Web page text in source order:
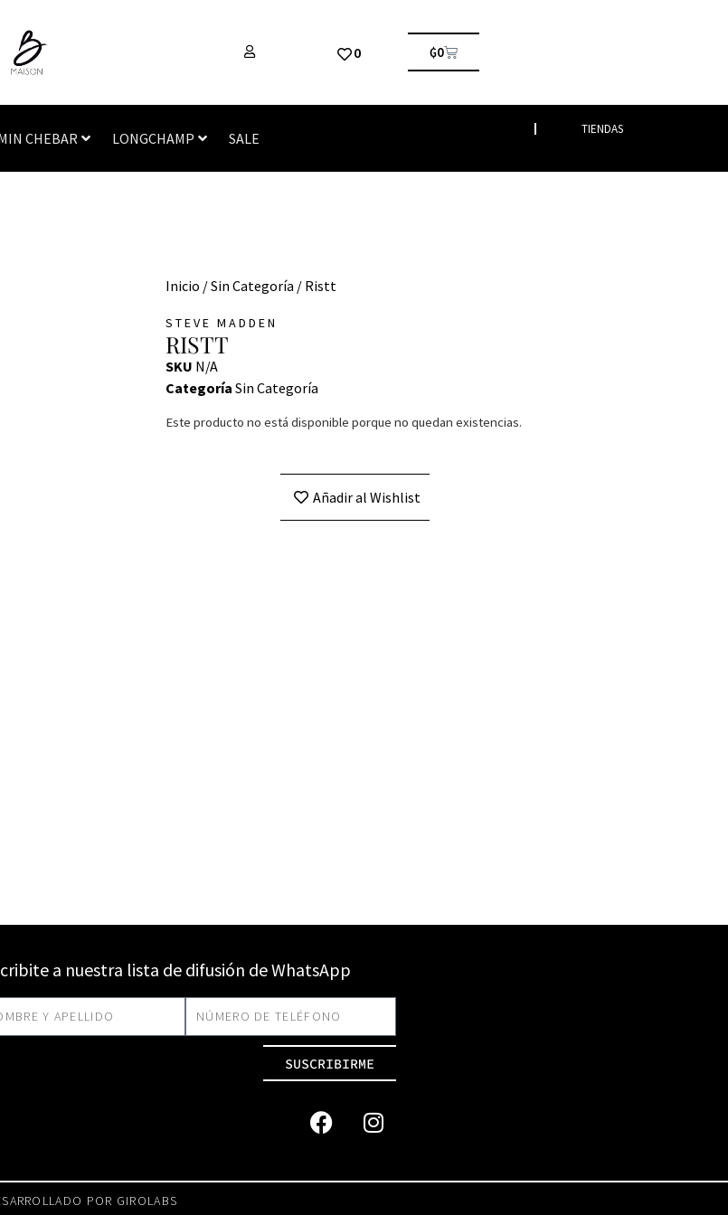
0 ₲0
CHEBAR LONGCHAMP SALE
TIENDAS
Inicio /Sin Categoría / Ristt
STEVE MADDEN
RISTT
SKU N/A
Categoría Sin Categoría
Este producto no está disponible porque no quedan existencias.
Añadir al Wishlist
a nuestra lista de difusión de WhatsApp
SUSCRIBIRME
POR GIROLABS